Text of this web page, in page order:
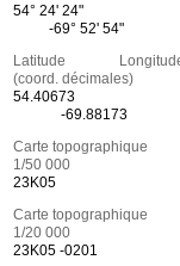
54° 24' 24"
-69° 52' 54"
Latitude
(coord. décimales)
54.40673
-69.88173
Carte topographique
1/50 000
23K05
Carte topographique
1/20 000
23K05 -0201